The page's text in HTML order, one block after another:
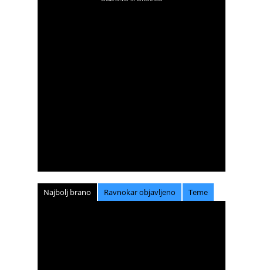
Najbolj brano Ravnokar objavljeno Teme